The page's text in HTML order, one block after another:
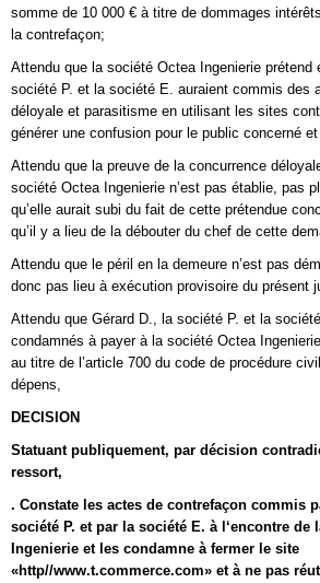
somme de 10 000 € à titre de dommages
la contrefaçon;
Attendu que la société Octea Ingenierie prétend
société P. et la société E. auraient commis des
déloyale et parasitisme en utilisant les sites
générer une confusion pour le public concerné
Attendu que la preuve de la concurrence
société Octea Ingenierie n’est pas établie, pas
qu’elle aurait subi du fait de cette prétendue
qu’il y a lieu de la débouter du chef de cette
Attendu que le péril en la demeure n’est pas
donc pas lieu à exécution provisoire du présent
Attendu que Gérard D., la société P. et la
condamnés à payer à la société Octea
au titre de l’article 700 du code de procédure
dépens,
DECISION
Statuant publiquement, par décision
ressort,
. Constate les actes de contrefaçon commis
société P. et par la société E. à l‘encontre de
Ingenierie et les condamne à fermer le site
«http//www.t.commerce.com» et à ne pas